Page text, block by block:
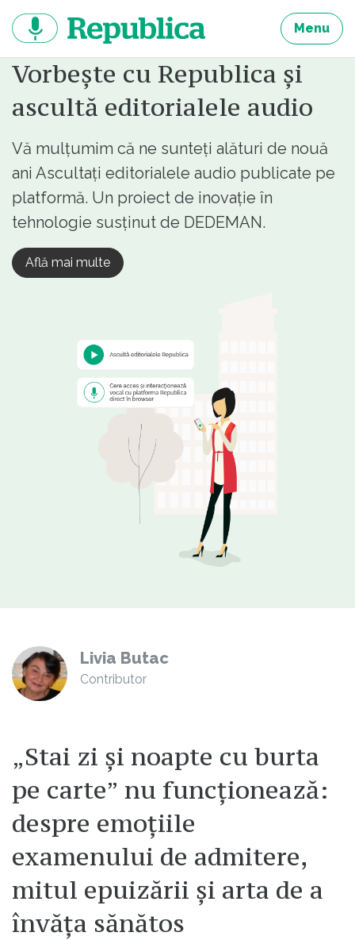
continut
Menu
Vorbește cu Republica și
ascultă editorialele audio
Vă mulțumim că ne sunteți alături de nouă
ani Ascultați editorialele audio publicate pe
platformă. Un proiect de inovație în
tehnologie susținut de DEDEMAN.
Află mai multe
Livia Butac
Contributor
„Stai zi și noapte cu burta
pe carte” nu funcționează:
despre emoţiile
examenului de admitere,
mitul epuizării și arta de a
învăța sănătos